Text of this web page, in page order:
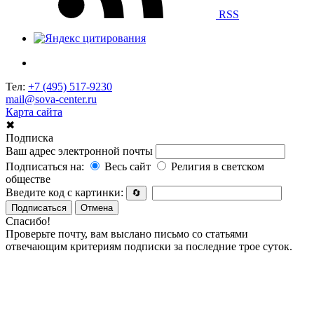
RSS
Тел: +7 (495) 517-9230
mail@sova-center.ru
Карта сайта
✖
Подписка
Ваш адрес электронной почты
Подписаться на:
Весь сайт
Религия в светском
обществе
Введите код с картинки:
🔄
Подписаться
Отмена
Спасибо!
Проверьте почту, вам выслано письмо со статьями
отвечающим критериям подписки за последние трое суток.